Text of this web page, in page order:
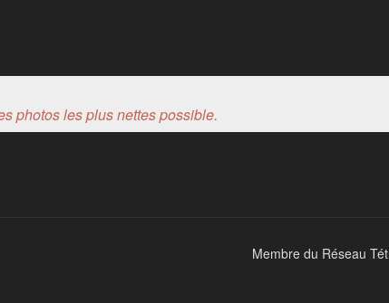
photos les plus nettes possible.
Membre du Réseau